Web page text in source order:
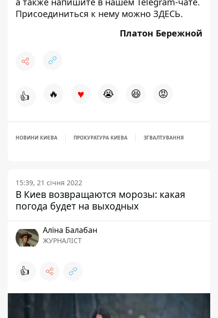
Присоединиться к нему можно ЗДЕСЬ.
Платон Бережной
👍 🔥 ♥ 😭 😆 😡
НОВИНИ КИЄВА ПРОКУРАТУРА КИЕВА ЗГВАЛТУВАННЯ
15:39, 21 січня 2022
В Киев возвращаются морозы: какая
погода будет на выходных
Аліна Балабан
ЖУРНАЛІСТ
👍